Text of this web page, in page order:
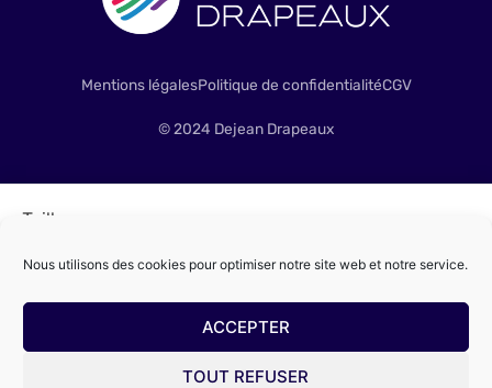
Nous utilisons des cookies pour optimiser notre site web et notre service.
ACCEPTER
TOUT REFUSER
Mentions légalesPolitique de confidentialitéCGV
© 2024 Dejean Drapeaux
Taille